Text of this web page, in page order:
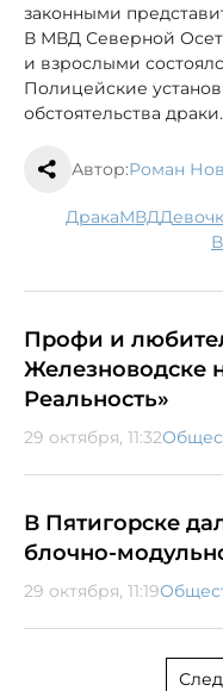
законными
В МВД Северной
и взрослыми
Полицейские
обстоятельства драки.
Автор:Роман
драка МВД
Профи и
Железноводске
Реальность»
29 октября, 11:32
В Пятигорске
блочно-
29 октября, 11:19